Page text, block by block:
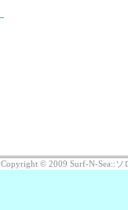
Copyright © 2009 Surf-N-Sea::